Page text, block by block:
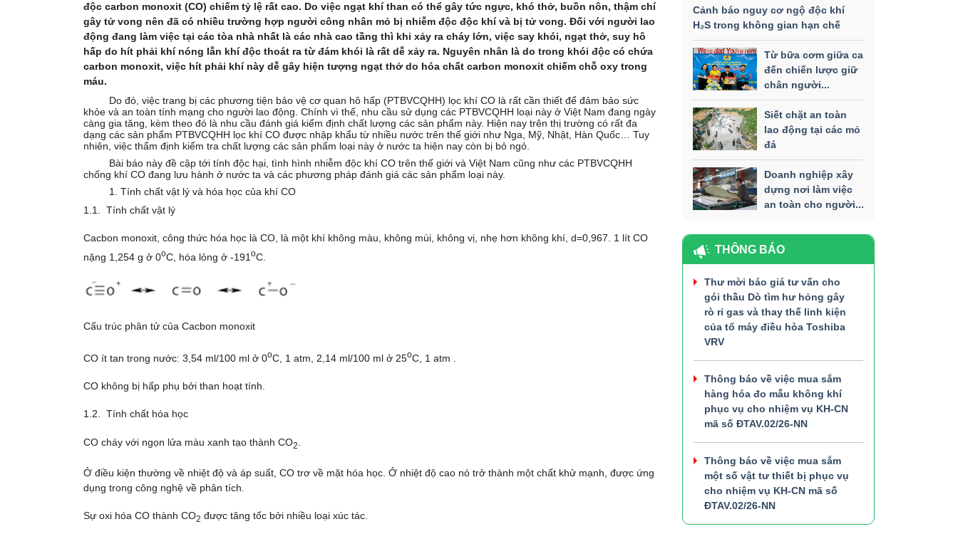
độc carbon monoxit (CO) chiếm tỷ lệ rất cao. Do việc ngạt khí than có thể gây tức ngực, khó thở, buồn nôn, thậm chí
gây tử vong nên đã có nhiều trường hợp người công nhân mỏ bị nhiễm độc độc khí và bị tử vong. Đối với người lao
động đang làm việc tại các tòa nhà nhất là các nhà cao tầng thì khi xảy ra cháy lớn, việc say khói, ngạt thở, suy hô
hấp do hít phải khí nóng lẫn khí độc thoát ra từ đám khói là rất dễ xảy ra. Nguyên nhân là do trong khói độc có chứa
carbon monoxit, việc hít phải khí này dễ gây hiện tượng ngạt thở do hóa chất carbon monoxit chiếm chỗ oxy trong
máu.
Do đó, việc trang bị các phương tiện bảo vệ cơ quan hô hấp (PTBVCQHH) lọc khí CO là rất cần thiết để đảm bảo sức
khỏe và an toàn tính mạng cho người lao động. Chính vì thế, nhu cầu sử dụng các PTBVCQHH loại này ở Việt Nam đang ngày
càng gia tăng, kèm theo đó là nhu cầu đánh giá kiểm định chất lượng các sản phẩm này. Hiện nay trên thị trường có rất đa
dạng các sản phẩm PTBVCQHH lọc khí CO được nhập khẩu từ nhiều nước trên thế giới như Nga, Mỹ, Nhật, Hàn Quốc… Tuy
nhiên, việc thẩm định kiểm tra chất lượng các sản phẩm loại này ở nước ta hiện nay còn bị bỏ ngỏ.
Bài báo này đề cập tới tính độc hại, tình hình nhiễm độc khí CO trên thế giới và Việt Nam cũng như các PTBVCQHH
chống khí CO đang lưu hành ở nước ta và các phương pháp đánh giá các sản phẩm loại này.
1. Tính chất vật lý và hóa học của khí CO
1.1. Tính chất vật lý
Cacbon monoxit, công thức hóa học là CO, là một khí không màu, không mùi, không vị, nhẹ hơn không khí, d=0,967. 1 lít CO
nặng 1,254 g ở 0oC, hóa lỏng ở -191 oC.
Cấu trúc phân tử của Cacbon monoxit
CO ít tan trong nước: 3,54 ml/100 ml ở 0oC, 1 atm, 2,14 ml/100 ml ở 25oC, 1 atm .
CO không bị hấp phụ bởi than hoạt tính.
1.2. Tính chất hóa học
CO cháy với ngọn lửa màu xanh tạo thành CO2
Ở điều kiện thường về nhiệt độ và áp suất, CO trơ về mặt hóa học. Ở nhiệt độ cao nó trở thành một chất khử mạnh, được ứng
dụng trong công nghệ về phân tích.
Sự oxi hóa CO thành CO2 được tăng tốc bởi nhiều loại xúc tác.
Cảnh báo nguy cơ ngộ độc khí
H₂S trong không gian hạn chế
Từ bữa cơm giữa ca
đến chiến lược giữ
chân người...
Siết chặt an toàn
lao động tại các mỏ
đá
Doanh nghiệp xây
dựng nơi làm việc
an toàn cho người...
THÔNG BÁO
Thư mời báo giá tư vấn cho
gói thầu Dò tìm hư hỏng gây
rò rỉ gas và thay thế linh kiện
của tổ máy điều hòa Toshiba
VRV
Thông báo về việc mua sắm
hàng hóa đo mẫu không khí
phục vụ cho nhiệm vụ KH-CN
mã số ĐTAV.02/26-NN
Thông báo về việc mua sắm
một số vật tư thiết bị phục vụ
cho nhiệm vụ KH-CN mã số
ĐTAV.02/26-NN